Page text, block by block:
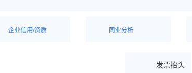
企业信用/资质
同业分析
发票抬头